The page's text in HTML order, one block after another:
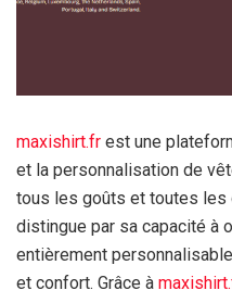
maxishirt.fr est une
et la personnalisation de
tous les goûts et toutes les
distingue par sa capacité à
entièrement
et confort. Grâce à